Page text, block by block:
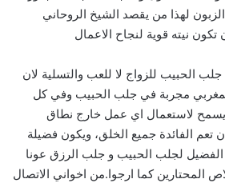
لهذا من يقصد الشيخ الروحاني
نيته قوية لنجاح الاعمال
جلب الحبيب للزواج لا للعب والتسلية لان
مجربة في جلب الحبيب وفي كل
يسمح لاستعمال اي عمل خارج نطاق
تعم الفائدة جميع الخلق، ويكون فضيلة
الفضيل لجلب الحبيب و جلب الرزق عونا
المحتارين كما ارجوا.من اخواني الاتصال